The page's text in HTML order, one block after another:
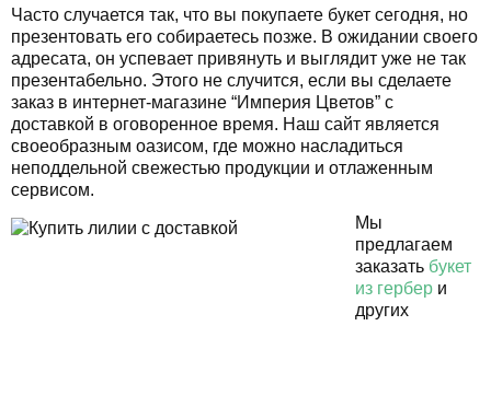
Часто случается так, что вы покупаете букет сегодня, но
презентовать его собираетесь позже. В ожидании своего
адресата, он успевает привянуть и выглядит уже не так
презентабельно. Этого не случится, если вы сделаете
заказ в интернет-магазине “Империя Цветов” с
доставкой в оговоренное время. Наш сайт является
своеобразным оазисом, где можно насладиться
неподдельной свежестью продукции и отлаженным
сервисом.
Мы
предлагаем
заказать букет
из гербер и
других